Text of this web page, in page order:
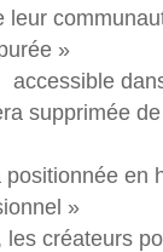
leur
»
supprimée
en
»
les créateurs